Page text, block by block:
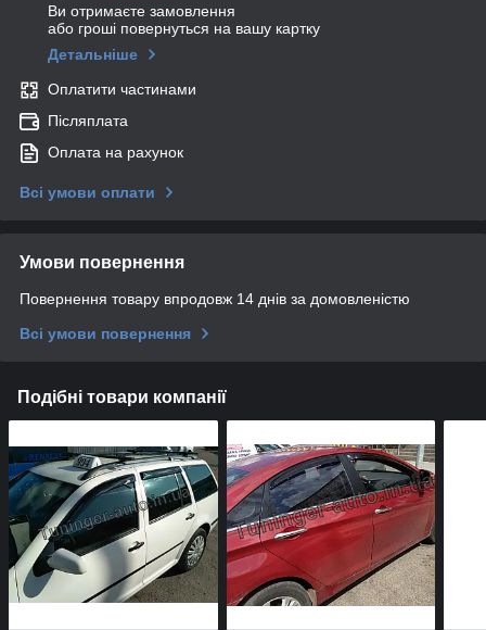
Ви отримаєте замовлення
або гроші повернуться на вашу картку
Детальніше
Оплатити частинами
Післяплата
Оплата на рахунок
Всі умови оплати
Умови повернення
Повернення товару впродовж 14 днів за домовленістю
Всі умови повернення
Подібні товари компанії